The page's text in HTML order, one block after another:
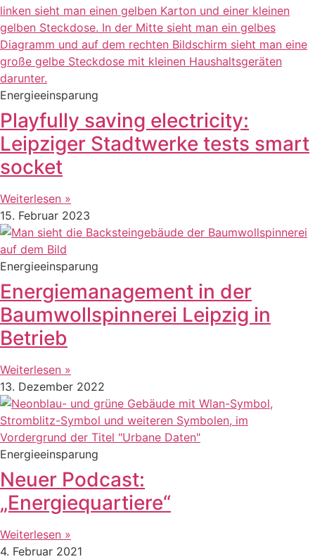
Energieeinsparung
Playfully saving electricity:
Leipziger Stadtwerke tests smart
socket
Weiterlesen »
15. Februar 2023
Energieeinsparung
Energiemanagement in der
Baumwollspinnerei Leipzig in
Betrieb
Weiterlesen »
13. Dezember 2022
Energieeinsparung
Neuer Podcast:
„Energiequartiere“
Weiterlesen »
4. Februar 2021